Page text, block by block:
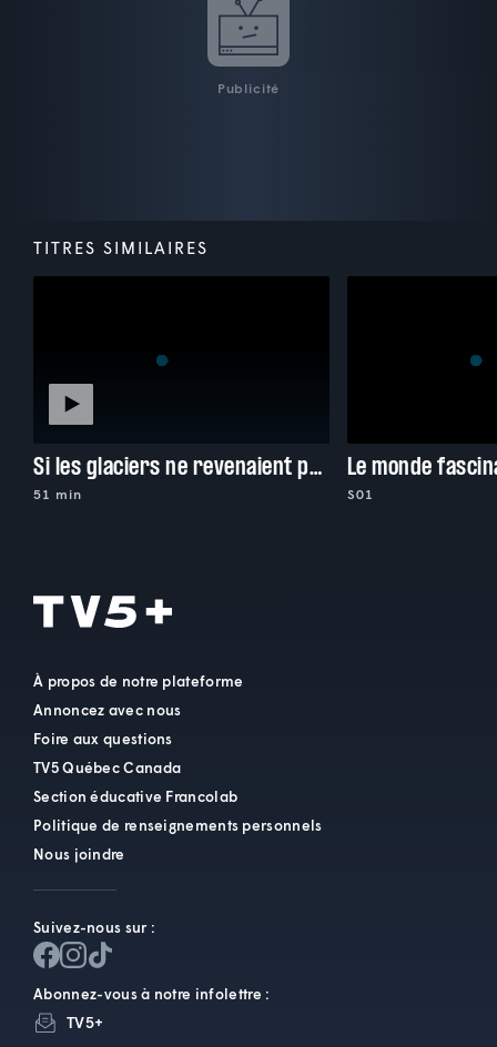
Publicité
TITRES SIMILAIRES
Si les glaciers ne revenaient pas
51 min
Le monde
S01
À propos de notre plateforme
Annoncez avec nous
Foire aux questions
TV5 Québec Canada
Section éducative Francolab
Politique de renseignements personnels
Nous joindre
Suivez-nous sur :
Abonnez-vous à notre infolettre :
TV5+